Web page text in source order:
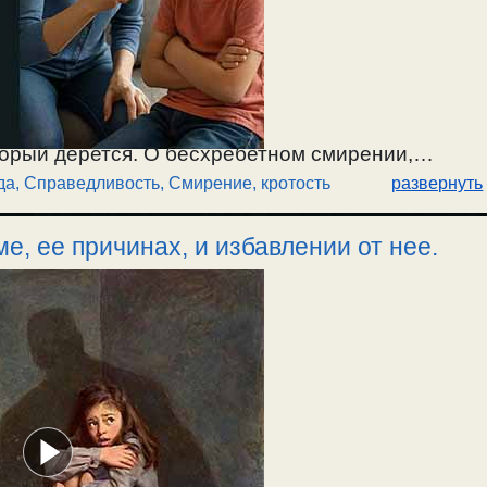
дерется. О бесхребетном смирении,
смирения. О борьбе за правду и
и внутренним. / 6.06.2026.
Справедливость, Смирение, кротость развернуть
ее причинах, и избавлении от нее.